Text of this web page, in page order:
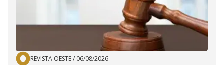
REVISTA OESTE/ 06/08/2026